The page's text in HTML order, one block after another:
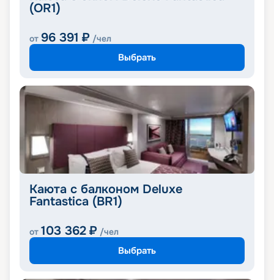
(OR1)
от 96 391 ₽ /чел
Выбрать
Каюта с балконом Deluxe
Fantastica (BR1)
от 103 362 ₽ /чел
Выбрать